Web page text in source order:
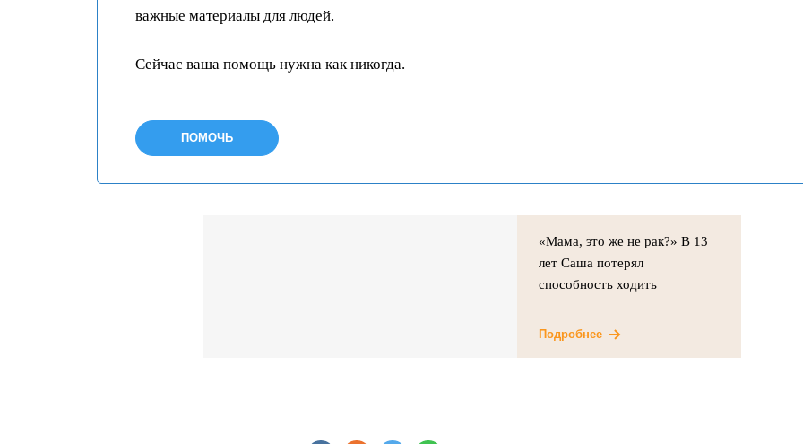
важные материалы для людей.
Сейчас ваша помощь нужна как никогда.
ПОМОЧЬ
«Мама, это же не рак?» В 13
лет Саша потерял
способность ходить
Подробнее